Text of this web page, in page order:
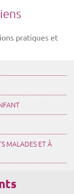
pratiques et
MALADES ET À